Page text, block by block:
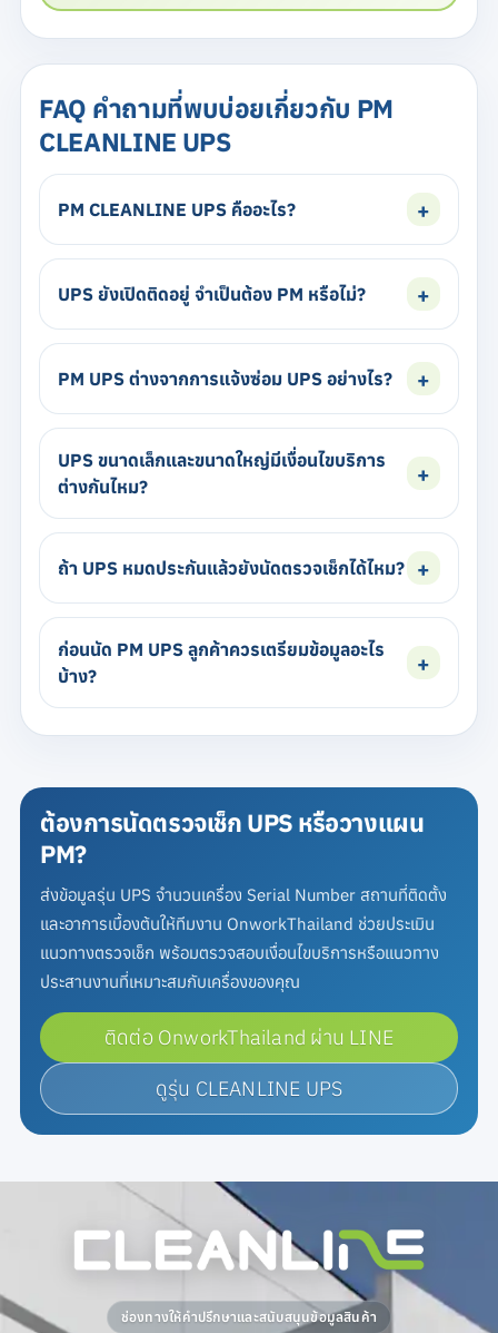
FAQ คำถามที่พบบ่อยเกี่ยวกับ PM
CLEANLINE UPS
PM CLEANLINE UPS คืออะไร?
UPS ยังเปิดติดอยู่ จำเป็นต้อง PM หรือไม่?
PM UPS ต่างจากการแจ้งซ่อม UPS อย่างไร?
UPS ขนาดเล็กและขนาดใหญ่มีเงื่อนไขบริการ
ต่างกันไหม?
ถ้า UPS หมดประกันแล้วยังนัดตรวจเช็กได้ไหม?
ก่อนนัด PM UPS ลูกค้าควรเตรียมข้อมูลอะไร
บ้าง?
ต้องการนัดตรวจเช็ก UPS หรือวางแผน
PM?
ส่งข้อมูลรุ่น UPS จำนวนเครื่อง Serial Number สถานที่ติดตั้ง
และอาการเบื้องต้นให้ทีมงาน OnworkThailand ช่วยประเมิน
แนวทางตรวจเช็ก พร้อมตรวจสอบเงื่อนไขบริการหรือแนวทาง
ประสานงานที่เหมาะสมกับเครื่องของคุณ
ติดต่อ OnworkThailand ผ่าน LINE
ดูรุ่น CLEANLINE UPS
ช่องทางให้คำปรึกษาและสนับสนุนข้อมูลสินค้า